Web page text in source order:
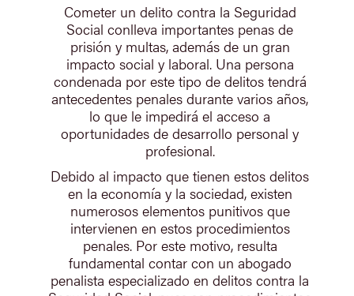
Cometer un delito contra la Seguridad
Social conlleva importantes penas de
prisión y multas, además de un gran
impacto social y laboral. Una persona
condenada por este tipo de delitos tendrá
antecedentes penales durante varios años,
lo que le impedirá el acceso a
oportunidades de desarrollo personal y
profesional.
Debido al impacto que tienen estos delitos
en la economía y la sociedad, existen
numerosos elementos punitivos que
intervienen en estos procedimientos
penales. Por este motivo, resulta
fundamental contar con un abogado
penalista especializado en delitos contra la